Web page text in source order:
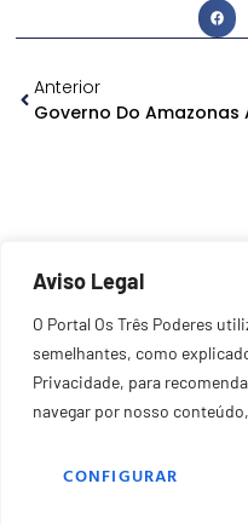
Aviso Legal
O Portal Os Três Poderes
semelhantes, como
Privacidade, para
navegar por nosso
CONFIGURAR
Anterior
©2026 Todos